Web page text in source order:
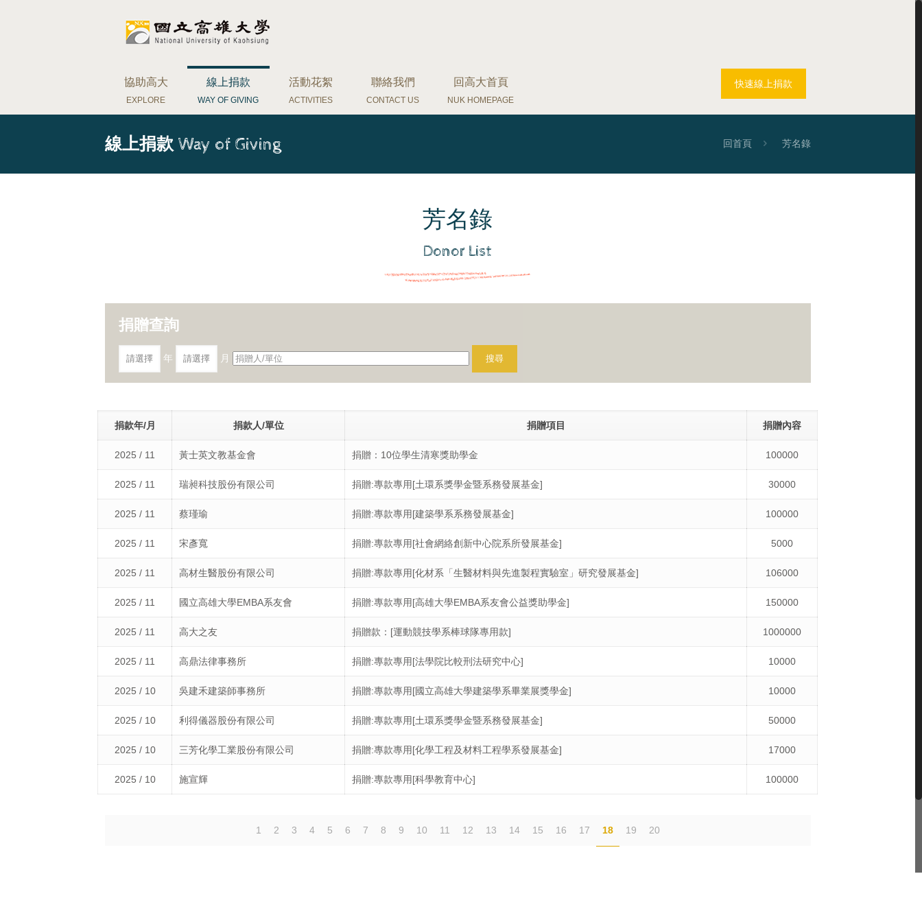
協助高大
EXPLORE
線上捐款
WAY OF GIVING
活動花絮
ACTIVITIES
聯絡我們
CONTACT US
回高大首頁
NUK HOMEPAGE
快速線上捐款
線上捐款Way of Giving 回首頁 芳名錄
芳名錄
Donor List
捐贈查詢
年 月
捐款年/月 捐款人/單位 捐贈項目 捐贈內容
2025 / 11 黃士英文教基金會 捐贈：10位學生清寒獎助學金 100000
2025 / 11 瑞昶科技股份有限公司 捐贈:專款專用[土環系獎學金暨系務發展基金] 30000
2025 / 11 蔡瑾瑜 捐贈:專款專用[建築學系系務發展基金] 100000
2025 / 11 宋彥寬 捐贈:專款專用[社會網絡創新中心院系所發展基金] 5000
2025 / 11 高材生醫股份有限公司 捐贈:專款專用[化材系「生醫材料與先進製程實驗室」研究發展基金] 106000
2025 / 11 國立高雄大學EMBA系友會 捐贈:專款專用[高雄大學EMBA系友會公益獎助學金] 150000
2025 / 11 高大之友 捐贈款：[運動競技學系棒球隊專用款] 1000000
2025 / 11 高鼎法律事務所 捐贈:專款專用[法學院比較刑法研究中心] 10000
2025 / 10 吳建禾建築師事務所 捐贈:專款專用[國立高雄大學建築學系畢業展獎學金] 10000
2025 / 10 利得儀器股份有限公司 捐贈:專款專用[土環系獎學金暨系務發展基金] 50000
2025 / 10 三芳化學工業股份有限公司 捐贈:專款專用[化學工程及材料工程學系發展基金] 17000
2025 / 10 施宣輝 捐贈:專款專用[科學教育中心] 100000
1 2 3 4 5 6 7 8 9 10 11 12 13 14 15 16 17 18 19 20